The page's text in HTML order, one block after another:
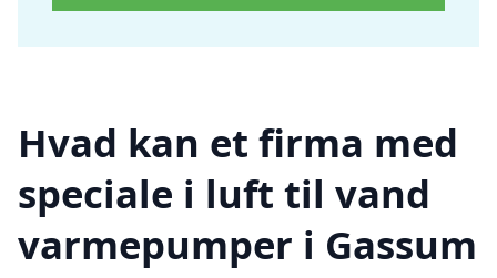
Hvad kan et firma med
speciale i luft til vand
varmepumper i Gassum